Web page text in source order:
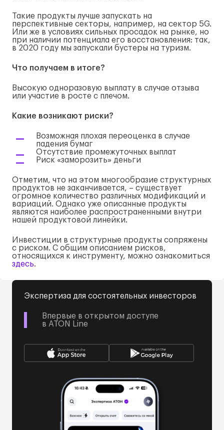
Такие продукты лучше запускать на
перспективные секторы, например, на сектор 5G.
Или же в условиях сильных просадок на рынке, но
при наличии потенциала его восстановления: так,
в 2020 году мы запускали бустеры на туризм.
Что получаем в итоге?
Высокую одноразовую выплату в случае отзыва
или участие в росте с плечом.
Какие возникают риски?
Возможная плохая переоценка в случае
падения бумаг
Отсутствие промежуточных выплат
Риск «заморозить» деньги
Отметим, что на этом многообразие структурных
продуктов не заканчивается, – существует
огромное количество различных модификаций и
вариаций. Однако уже описанные продукты
являются наиболее распространенными внутри
нашей продуктовой линейки.
Инвестиции в структурные продукты сопряжены
с риском. С общим описанием рисков,
относящихся к инструменту, можно ознакомиться
здесь.
Экспертиза для состоятельных инвесторов
Впервые в открытом доступе
в ATON Line